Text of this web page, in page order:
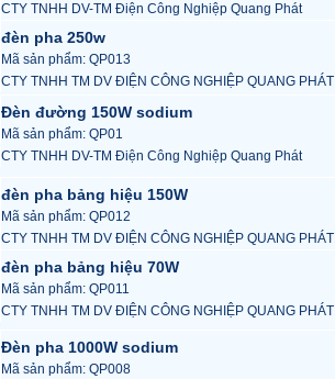
CTY TNHH DV-TM Điện Công Nghiệp Quang Phát
đèn pha 250w
Mã sản phẩm: QP013
CTY TNHH TM DV ĐIỆN CÔNG NGHIỆP QUANG PHÁT
Đèn đường 150W sodium
Mã sản phẩm: QP01
CTY TNHH DV-TM Điện Công Nghiệp Quang Phát
đèn pha bảng hiệu 150W
Mã sản phẩm: QP012
CTY TNHH TM DV ĐIỆN CÔNG NGHIỆP QUANG PHÁT
đèn pha bảng hiệu 70W
Mã sản phẩm: QP011
CTY TNHH TM DV ĐIỆN CÔNG NGHIỆP QUANG PHÁT
Đèn pha 1000W sodium
Mã sản phẩm: QP008